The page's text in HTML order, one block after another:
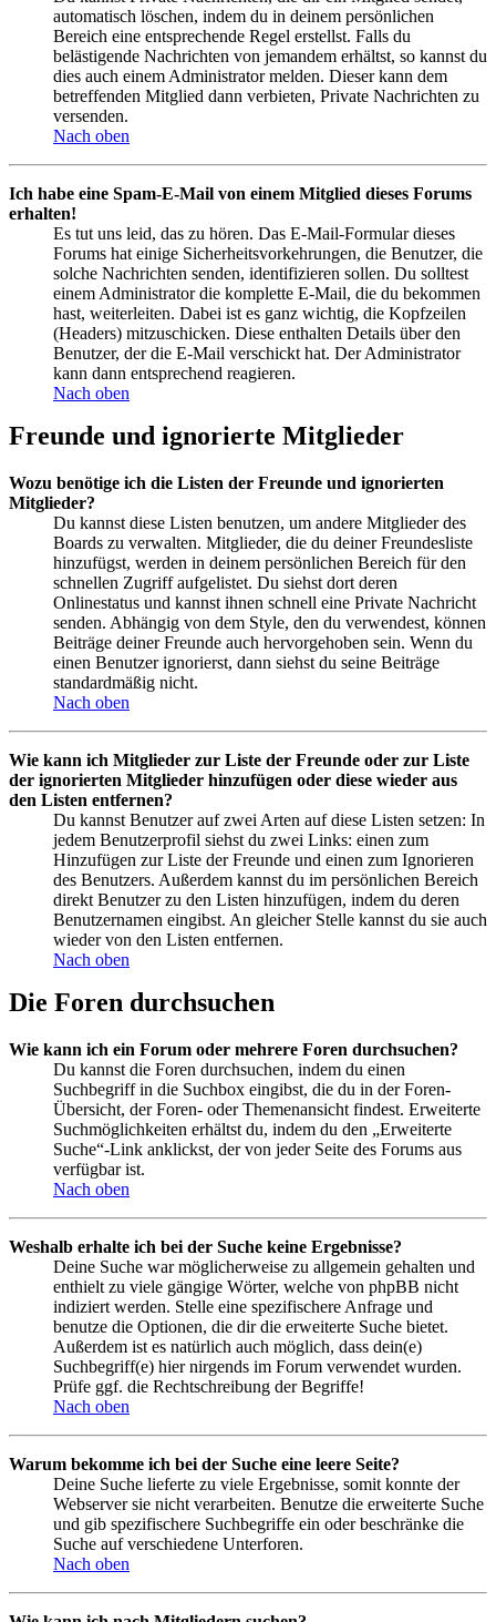
automatisch löschen, indem du in deinem persönlichen
Bereich eine entsprechende Regel erstellst. Falls du
belästigende Nachrichten von jemandem erhältst, so kannst du
dies auch einem Administrator melden. Dieser kann dem
betreffenden Mitglied dann verbieten, Private Nachrichten zu
versenden.
Nach oben
Ich habe eine Spam-E-Mail von einem Mitglied dieses Forums
erhalten!
Es tut uns leid, das zu hören. Das E-Mail-Formular dieses
Forums hat einige Sicherheitsvorkehrungen, die Benutzer, die
solche Nachrichten senden, identifizieren sollen. Du solltest
einem Administrator die komplette E-Mail, die du bekommen
hast, weiterleiten. Dabei ist es ganz wichtig, die Kopfzeilen
(Headers) mitzuschicken. Diese enthalten Details über den
Benutzer, der die E-Mail verschickt hat. Der Administrator
kann dann entsprechend reagieren.
Nach oben
Freunde und ignorierte Mitglieder
Wozu benötige ich die Listen der Freunde und ignorierten
Mitglieder?
Du kannst diese Listen benutzen, um andere Mitglieder des
Boards zu verwalten. Mitglieder, die du deiner Freundesliste
hinzufügst, werden in deinem persönlichen Bereich für den
schnellen Zugriff aufgelistet. Du siehst dort deren
Onlinestatus und kannst ihnen schnell eine Private Nachricht
senden. Abhängig von dem Style, den du verwendest, können
Beiträge deiner Freunde auch hervorgehoben sein. Wenn du
einen Benutzer ignorierst, dann siehst du seine Beiträge
standardmäßig nicht.
Nach oben
Wie kann ich Mitglieder zur Liste der Freunde oder zur Liste
der ignorierten Mitglieder hinzufügen oder diese wieder aus
den Listen entfernen?
Du kannst Benutzer auf zwei Arten auf diese Listen setzen: In
jedem Benutzerprofil siehst du zwei Links: einen zum
Hinzufügen zur Liste der Freunde und einen zum Ignorieren
des Benutzers. Außerdem kannst du im persönlichen Bereich
direkt Benutzer zu den Listen hinzufügen, indem du deren
Benutzernamen eingibst. An gleicher Stelle kannst du sie auch
wieder von den Listen entfernen.
Nach oben
Die Foren durchsuchen
Wie kann ich ein Forum oder mehrere Foren durchsuchen?
Du kannst die Foren durchsuchen, indem du einen
Suchbegriff in die Suchbox eingibst, die du in der Foren-
Übersicht, der Foren- oder Themenansicht findest. Erweiterte
Suchmöglichkeiten erhältst du, indem du den „Erweiterte
Suche“-Link anklickst, der von jeder Seite des Forums aus
verfügbar ist.
Nach oben
Weshalb erhalte ich bei der Suche keine Ergebnisse?
Deine Suche war möglicherweise zu allgemein gehalten und
enthielt zu viele gängige Wörter, welche von phpBB nicht
indiziert werden. Stelle eine spezifischere Anfrage und
benutze die Optionen, die dir die erweiterte Suche bietet.
Außerdem ist es natürlich auch möglich, dass dein(e)
Suchbegriff(e) hier nirgends im Forum verwendet wurden.
Prüfe ggf. die Rechtschreibung der Begriffe!
Nach oben
Warum bekomme ich bei der Suche eine leere Seite?
Deine Suche lieferte zu viele Ergebnisse, somit konnte der
Webserver sie nicht verarbeiten. Benutze die erweiterte Suche
und gib spezifischere Suchbegriffe ein oder beschränke die
Suche auf verschiedene Unterforen.
Nach oben